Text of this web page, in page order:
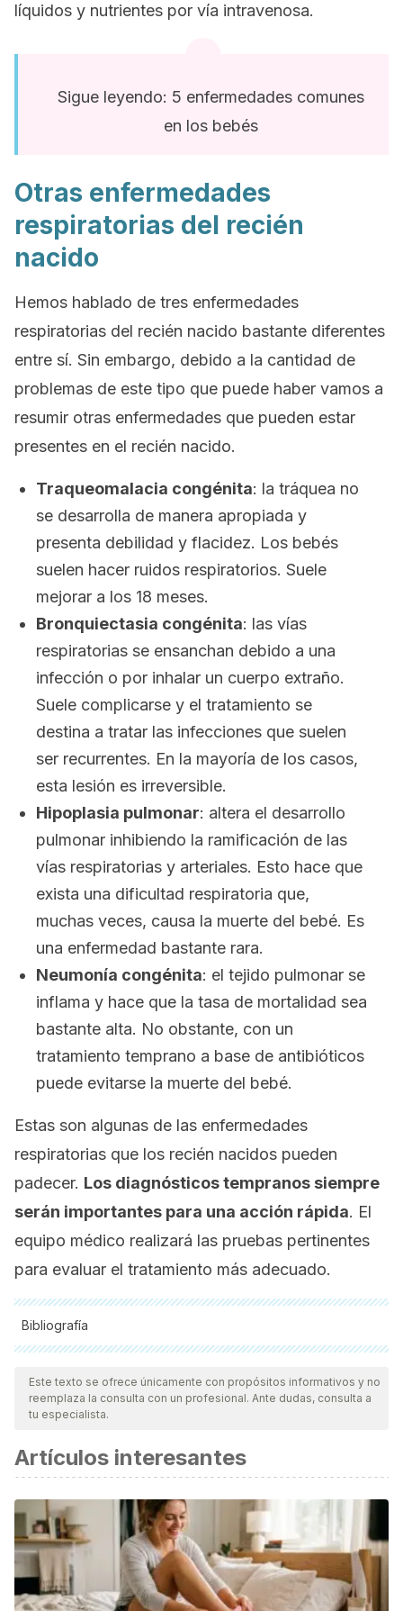
líquidos y nutrientes por vía intravenosa.
Sigue leyendo: 5 enfermedades comunes
en los bebés
Otras enfermedades
respiratorias del recién
nacido
Hemos hablado de tres enfermedades
respiratorias del recién nacido bastante diferentes
entre sí. Sin embargo, debido a la cantidad de
problemas de este tipo que puede haber vamos a
resumir otras enfermedades que pueden estar
presentes en el recién nacido.
Traqueomalacia congénita: la tráquea no
se desarrolla de manera apropiada y
presenta debilidad y flacidez. Los bebés
suelen hacer ruidos respiratorios. Suele
mejorar a los 18 meses.
Bronquiectasia congénita: las vías
respiratorias se ensanchan debido a una
infección o por inhalar un cuerpo extraño.
Suele complicarse y el tratamiento se
destina a tratar las infecciones que suelen
ser recurrentes. En la mayoría de los casos,
esta lesión es irreversible.
Hipoplasia pulmonar: altera el desarrollo
pulmonar inhibiendo la ramificación de las
vías respiratorias y arteriales. Esto hace que
exista una dificultad respiratoria que,
muchas veces, causa la muerte del bebé. Es
una enfermedad bastante rara.
Neumonía congénita: el tejido pulmonar se
inflama y hace que la tasa de mortalidad sea
bastante alta. No obstante, con un
tratamiento temprano a base de antibióticos
puede evitarse la muerte del bebé.
Estas son algunas de las enfermedades
respiratorias que los recién nacidos pueden
padecer. Los diagnósticos tempranos siempre
serán importantes para una acción rápida. El
equipo médico realizará las pruebas pertinentes
para evaluar el tratamiento más adecuado.
Bibliografía
Todas las fuentes citadas fueron revisadas a profundidad por
nuestro equipo, para asegurar su calidad, confiabilidad,
vigencia y validez.La bibliografía de este artículo fue
científica.
Bancalari, M. (2003). Ventilación de alta frecuencia en el
recién nacido: Un soporte respiratorio necesario.
chilena de pediatría , 74(5), 475-486.
Castro López, F. W., Labarrere Cruz, Y., González
Hernández, G., & Barrios Rentería, Y. (2007). Factores de
riesgo del Síndrome Dificultad Respiratoria de origen
Este texto se ofrece únicamente con propósitos informativos y no
reemplaza la consulta con un profesional. Ante dudas, consulta a
tu especialista.
Artículos interesantes